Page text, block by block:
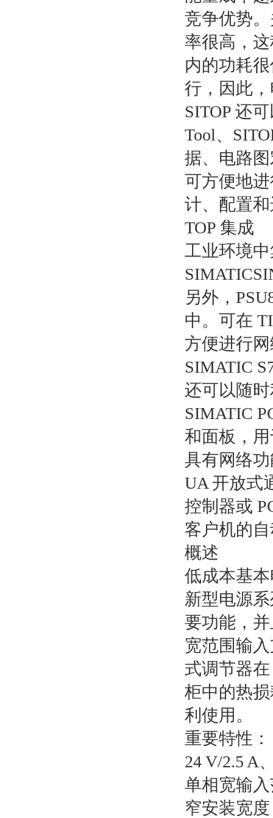
竞争优势
率很高，
内的功耗
行，因此
SITOP 还
Tool、
据、电路
可方便地
计、配置
TOP 集成
工业环境
另外，
中。可在
方便进行
SIMATIC
还可以随
SIMATIC
和面板，
具有网络功
UA 开放式
控制器或
客户机的
概述
低成本基
新型电源
要功能，
宽范围输
式调节器
柜中的热
利使用。
重要特性：
24 V/2.5 A
单相宽输
窄安装宽度